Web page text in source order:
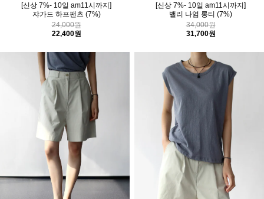
[신상 7%- 10일 am11시까지]
쟈가드 하프팬츠 (7%)
24,000원
22,400원
[신상 7%- 10일 am11시까지]
밸리 나염 롱티 (7%)
34,000원
31,700원